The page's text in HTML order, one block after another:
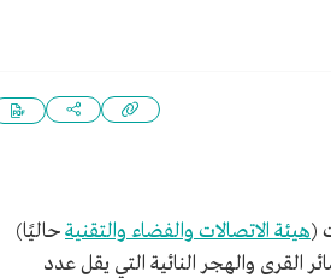
(هيئة الاتصالات والفضاء والتقنيةحاليًا)
سائر القرى والهجر النائية التي يقل عدد